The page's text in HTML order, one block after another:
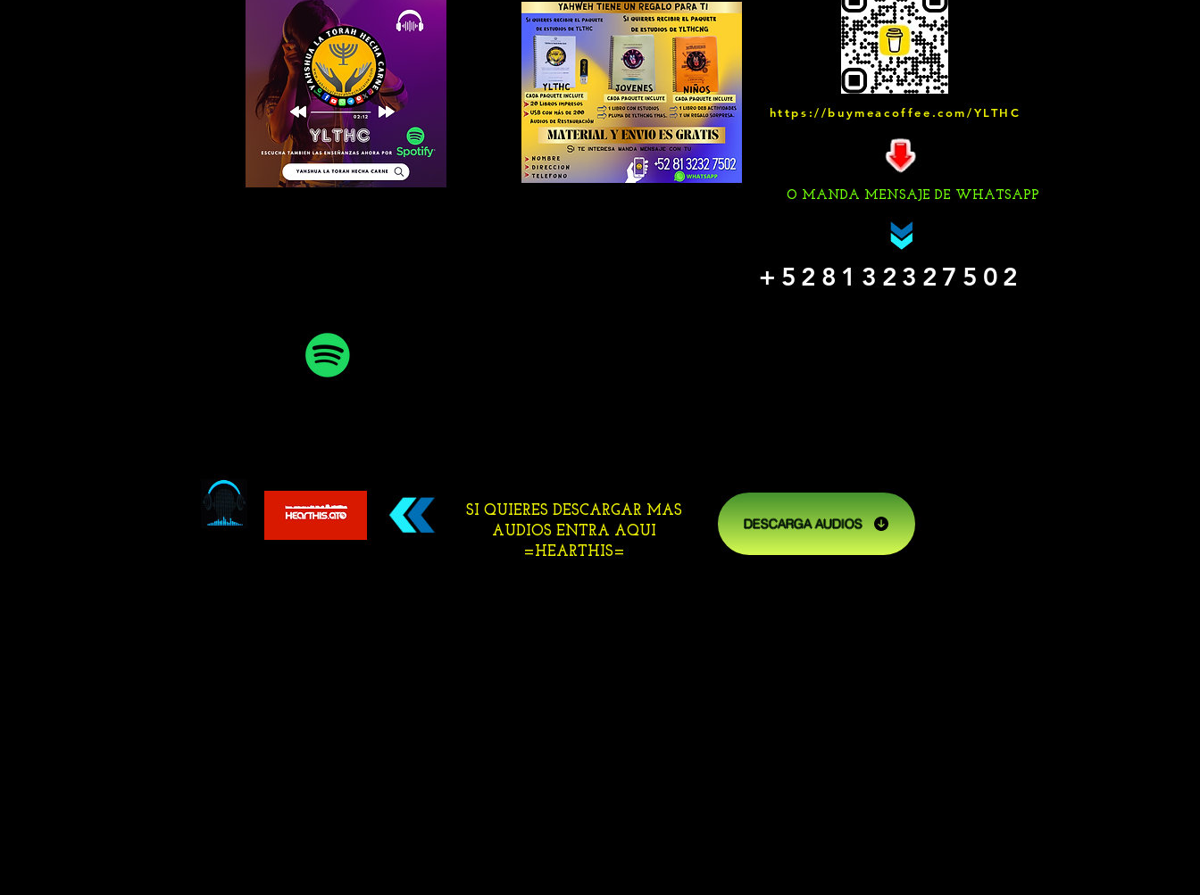
https://buymeacoffee.com/YLTHC
O MANDA MENSAJE DE WHATSAPP
+528132327502
SI QUIERES DESCARGAR MAS
AUDIOS ENTRA AQUI
=HEARTHIS=
DESCARGA AUDIOS